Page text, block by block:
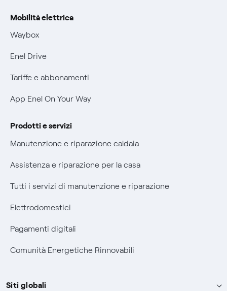
Mobilità Elettrica
Phishing e truffe online
Verifica chi ti ha chiamato
Agevolazione utenti con disabilità per offerte Fibra
Mobilità elettrica
Waybox
Enel Drive
Tariffe e abbonamenti
App Enel On Your Way
Prodotti e servizi
Manutenzione e riparazione caldaia
Assistenza e riparazione per la casa
Tutti i servizi di manutenzione e riparazione
Elettrodomestici
Pagamenti digitali
Comunità Energetiche Rinnovabili
Siti globali